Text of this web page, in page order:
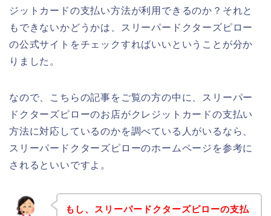
ジットカードの支払い方法が利用できるのか？それと
もできないかどうかは、スリーパードクターズピロー
の公式サイトをチェックすればいいということが分か
りました。
なので、こちらの記事をご覧の方の中に、スリーパー
ドクターズピローのお店がクレジットカードの支払い
方法に対応しているのかを調べている人がいるなら、
スリーパードクターズピローのホームページを参考に
されるといいですよ。
もし、スリーパードクターズピローの支払